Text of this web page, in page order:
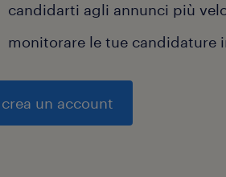
candidarti agli annunci più
monitorare le tue candidature
crea un account